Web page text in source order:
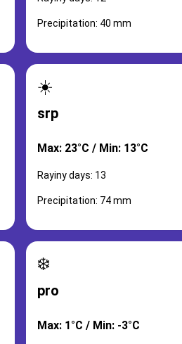
Precipitation: 40 mm
☀️
srp
Max: 23°C / Min: 13°C
Rayiny days: 13
Precipitation: 74 mm
❄️
pro
Max: 1°C / Min: -3°C